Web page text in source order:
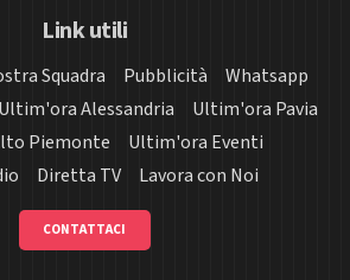
Link utili
Squadra Pubblicità
Whatsapp
Ultim'ora Alessandria
Ultim'ora Pavia
Piemonte
Ultim'ora Eventi
Diretta TV Lavora con Noi
CONTATTACI